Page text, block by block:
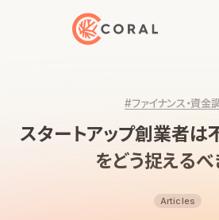
トップページへ戻る
#ファイナンス・資金
スタートアップ創業者
をどう捉えるべ
Articles